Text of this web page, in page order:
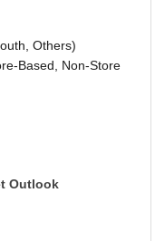
Others)
Based, Non-Store
Outlook